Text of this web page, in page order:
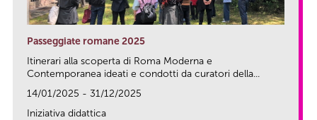
Passeggiate romane 2025
Itinerari alla scoperta di Roma Moderna e
Contemporanea ideati e condotti da curatori della...
14/01/2025 - 31/12/2025
Iniziativa didattica